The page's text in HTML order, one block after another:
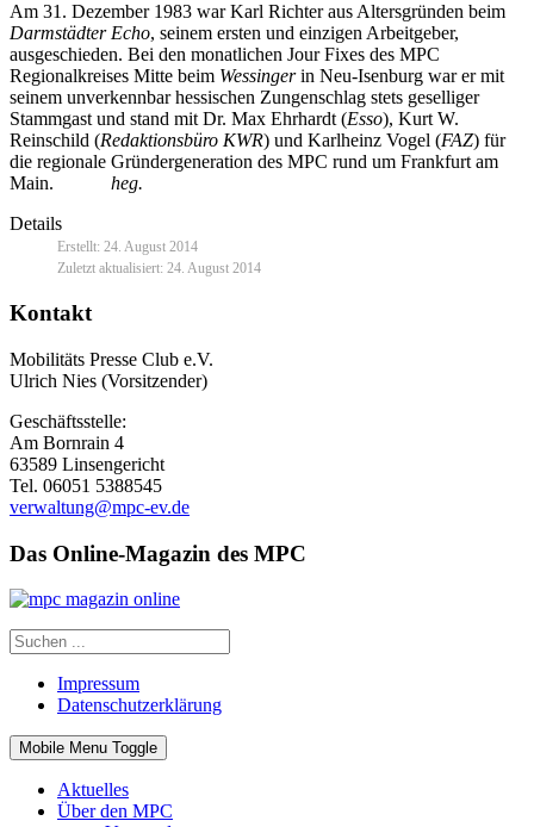
Am 31. Dezember 1983 war Karl Richter aus Altersgründen beim
Darmstädter Echo, seinem ersten und einzigen Arbeitgeber,
ausgeschieden. Bei den monatlichen Jour Fixes des MPC
Regionalkreises Mitte beim Wessingerin Neu-Isenburg war er mit
seinem unverkennbar hessischen Zungenschlag stets geselliger
Stammgast und stand mit Dr. Max Ehrhardt (Esso), Kurt W.
Reinschild (Redaktionsbüro KWR) und Karlheinz Vogel (FAZ) für
die regionale Gründergeneration des MPC rund um Frankfurt am
Main. heg.
Details
Erstellt: 24. August 2014
Zuletzt aktualisiert: 24. August 2014
Kontakt
Mobilitäts Presse Club e.V.
Ulrich Nies (Vorsitzender)
Geschäftsstelle:
Am Bornrain 4
63589 Linsengericht
Tel. 06051 5388545
verwaltung@mpc-ev.de
Das Online-Magazin des MPC
Impressum
Datenschutzerklärung
Mobile Menu Toggle
Aktuelles
Über den MPC